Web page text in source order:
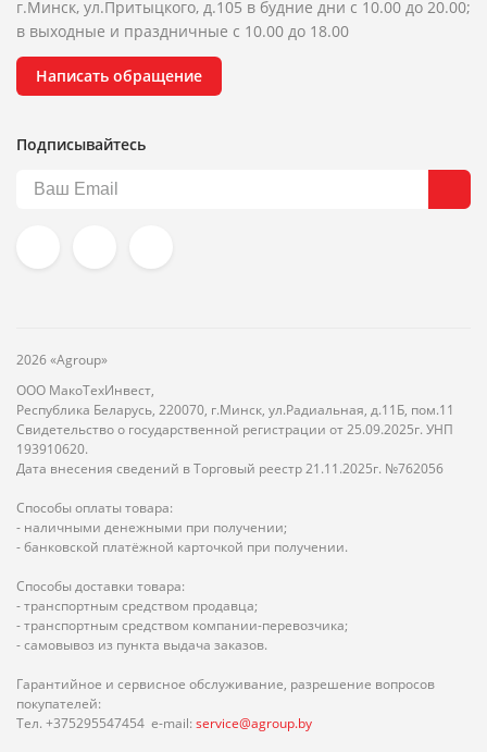
г.Минск, ул.Притыцкого, д.105 в будние дни с 10.00 до 20.00;
в выходные и праздничные с 10.00 до 18.00
Написать обращение
Подписывайтесь
2026 «Agroup»
ООО МакоТехИнвест,
Республика Беларусь, 220070, г.Минск, ул.Радиальная, д.11Б, пом.11
Свидетельство о государственной регистрации от 25.09.2025г. УНП
193910620.
Дата внесения сведений в Торговый реестр 21.11.2025г. №762056
Способы оплаты товара:
- наличными денежными при получении;
- банковской платёжной карточкой при получении.
Способы доставки товара:
- транспортным средством продавца;
- транспортным средством компании-перевозчика;
- самовывоз из пункта выдача заказов.
Гарантийное и сервисное обслуживание, разрешение вопросов
покупателей:
Тел. +375295547454 e-mail: service@agroup.by